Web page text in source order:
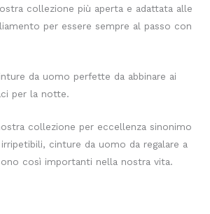
collezione più aperta e adattata alle
per essere sempre al passo con
da uomo perfette da abbinare ai
per la notte.
collezione per eccellenza sinonimo
cinture da uomo da regalare a
così importanti nella nostra vita.